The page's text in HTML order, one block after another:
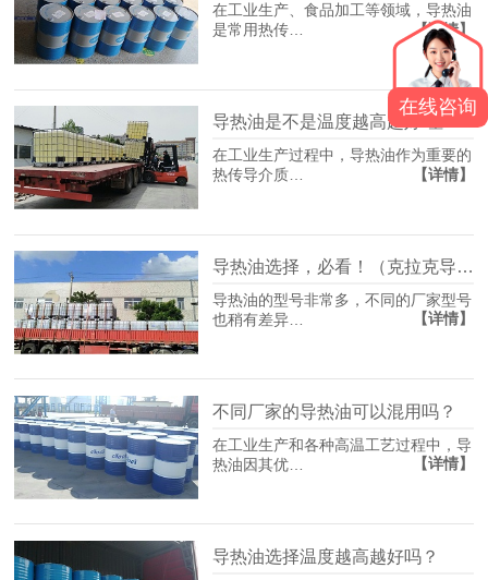
在工业生产、食品加工等领域，导热油
是常用热传…
【详情】
导热油是不是温度越高越好-基础概念与误区
在工业生产过程中，导热油作为重要的
热传导介质…
【详情】
导热油选择，必看！（克拉克导热油）
导热油的型号非常多，不同的厂家型号
也稍有差异…
【详情】
不同厂家的导热油可以混用吗？
在工业生产和各种高温工艺过程中，导
热油因其优…
【详情】
导热油选择温度越高越好吗？
在线咨询